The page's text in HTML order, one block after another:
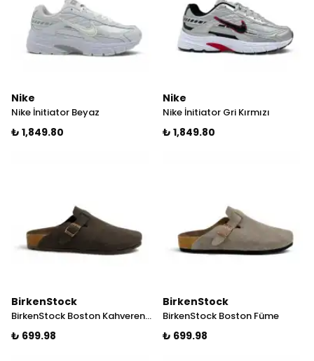
Nike
Nike İnitiator Beyaz
₺ 1,849.80
Nike
Nike İnitiator Gri Kırmızı
₺ 1,849.80
BirkenStock
BirkenStock Boston Kahverengi
₺ 699.98
BirkenStock
BirkenStock Boston Füme
₺ 699.98